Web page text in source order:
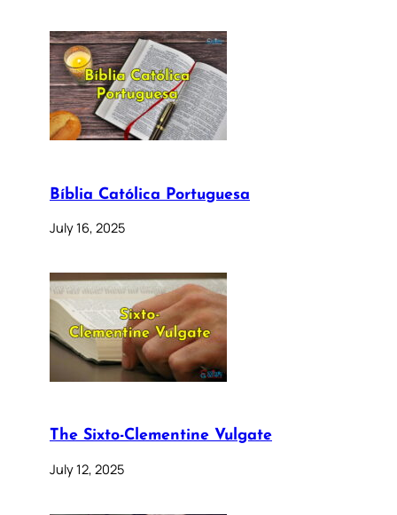
Bíblia Católica Portuguesa
July 16, 2025
The Sixto-Clementine Vulgate
July 12, 2025